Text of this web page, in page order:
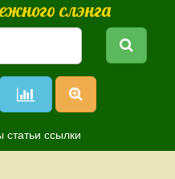
слэнга
статьи ссылки